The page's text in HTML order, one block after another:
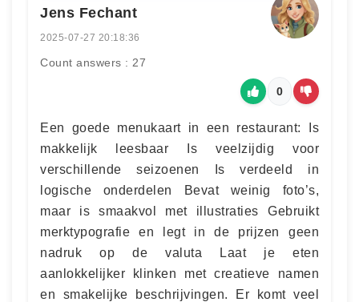
Jens Fechant
2025-07-27 20:18:36
Count answers : 27
0
Een goede menukaart in een restaurant: Is
makkelijk leesbaar Is veelzijdig voor
verschillende seizoenen Is verdeeld in
logische onderdelen Bevat weinig foto’s,
maar is smaakvol met illustraties Gebruikt
merktypografie en legt in de prijzen geen
nadruk op de valuta Laat je eten
aanlokkelijker klinken met creatieve namen
en smakelijke beschrijvingen. Er komt veel